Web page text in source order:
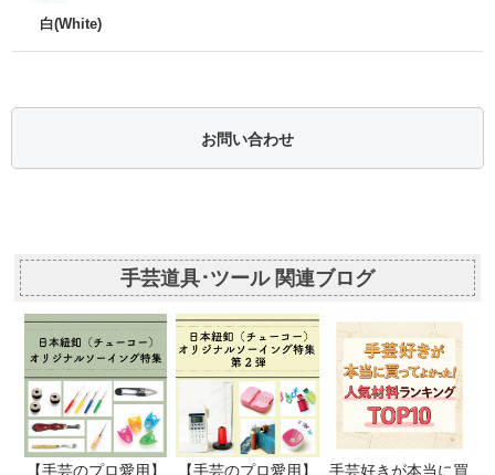
白(White)
お問い合わせ